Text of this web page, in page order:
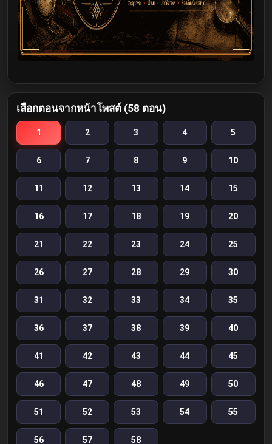
เลือกตอนจากหน้าโพสต์ (58 ตอน)
1 2 3 4 5
6 7 8 9 10
11 12 13 14 15
16 17 18 19 20
21 22 23 24 25
26 27 28 29 30
31 32 33 34 35
36 37 38 39 40
41 42 43 44 45
46 47 48 49 50
51 52 53 54 55
56 57 58